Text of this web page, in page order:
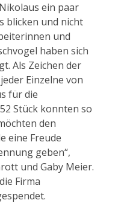
ein paar
blicken und nicht
und
haben sich
Als Zeichen der
Einzelne von
für die
Stück konnten so
den
eine Freude
geben“,
und Gaby Meier.
Firma